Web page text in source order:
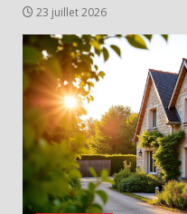
23 juillet 2026